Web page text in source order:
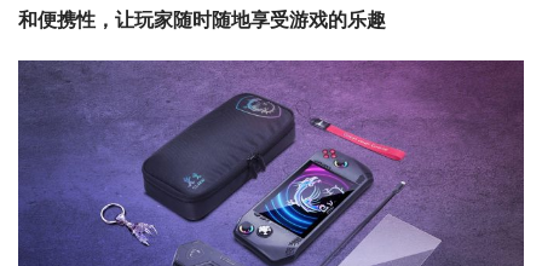
和便携性，让玩家随时随地享受游戏的乐趣